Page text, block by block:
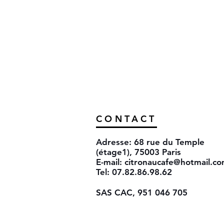
CONTACT
Adresse: 68 rue du Temple
(étage1), 75003 Paris
E-mail:
Tel: 07.82.86.98.62
SAS CAC, 951 046 705